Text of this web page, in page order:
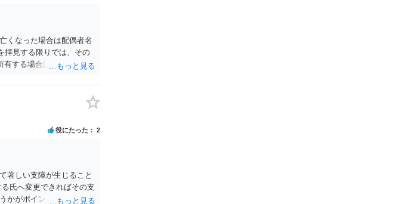
くなった場合は配偶者名
拝見する限りでは、その
する場合は、他の相続
役にたった 2
著しい支障が生じること
氏へ変更できればその支
かがポイントです。 記録